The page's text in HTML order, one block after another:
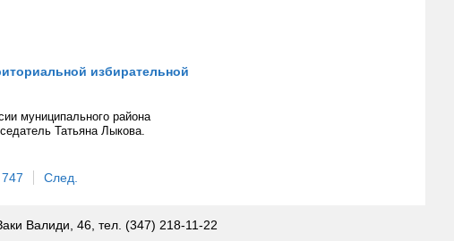
избирательной
муниципального района
Татьяна Лыкова.
747 След.
Валиди, 46, тел. (347) 218-11-22